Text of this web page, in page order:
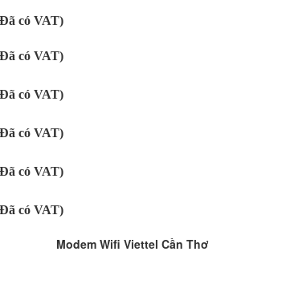
có VAT)
có VAT)
có VAT)
có VAT)
có VAT)
có VAT)
Modem Wifi Viettel Cần Thơ